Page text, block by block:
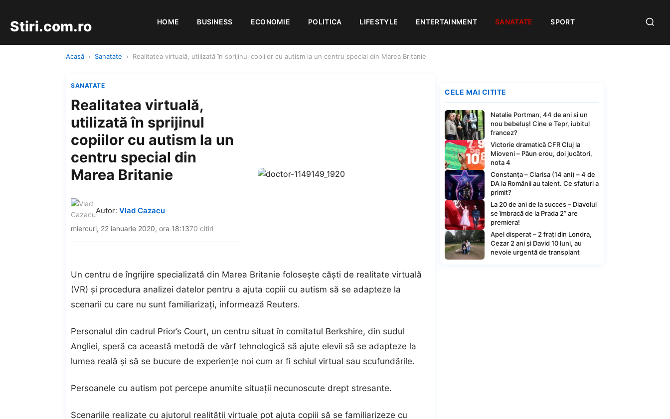
Stiri.com.ro HOME BUSINESS ECONOMIE POLITICA LIFESTYLE ENTERTAINMENT SANATATE SPORT
Acasă › Sanatate › Realitatea virtuală, utilizată în sprijinul copiilor cu autism la un centru special din Marea Britanie
SANATATE
Realitatea virtuală,
utilizată în sprijinul
copiilor cu autism la un
centru special din
Marea Britanie
Autor: Vlad Cazacu
miercuri, 22 ianuarie 2020, ora 18:1370 citiri
Un centru de îngrijire specializată din Marea Britanie foloseşte căşti de realitate virtuală
(VR) şi procedura analizei datelor pentru a ajuta copiii cu autism să se adapteze la
scenarii cu care nu sunt familiarizaţi, informează Reuters.
Personalul din cadrul Prior’s Court, un centru situat în comitatul Berkshire, din sudul
Angliei, speră ca această metodă de vârf tehnologică să ajute elevii să se adapteze la
lumea reală şi să se bucure de experienţe noi cum ar fi schiul virtual sau scufundările.
Persoanele cu autism pot percepe anumite situaţii necunoscute drept stresante.
Scenariile realizate cu ajutorul realităţii virtuale pot ajuta copiii să se familiarizeze cu
CELE MAI CITITE
Natalie Portman, 44 de ani si un
nou bebeluș! Cine e Tepr, iubitul
francez?
Victorie dramatică CFR Cluj la
Mioveni – Păun erou, doi jucători,
nota 4
Constanța – Clarisa (14 ani) – 4 de
DA la Românii au talent. Ce sfaturi a
primit?
La 20 de ani de la succes – Diavolul
se îmbracă de la Prada 2” are
premiera!
Apel disperat – 2 frați din Londra,
Cezar 2 ani și David 10 luni, au
nevoie urgentă de transplant